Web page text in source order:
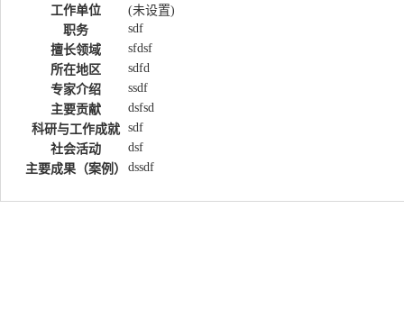
工作单位
(未设置)
职务
sdf
擅长领域
sfdsf
所在地区
sdfd
专家介绍
ssdf
主要贡献
dsfsd
科研与工作成就 sdf
社会活动
dsf
主要成果（案例）
dssdf